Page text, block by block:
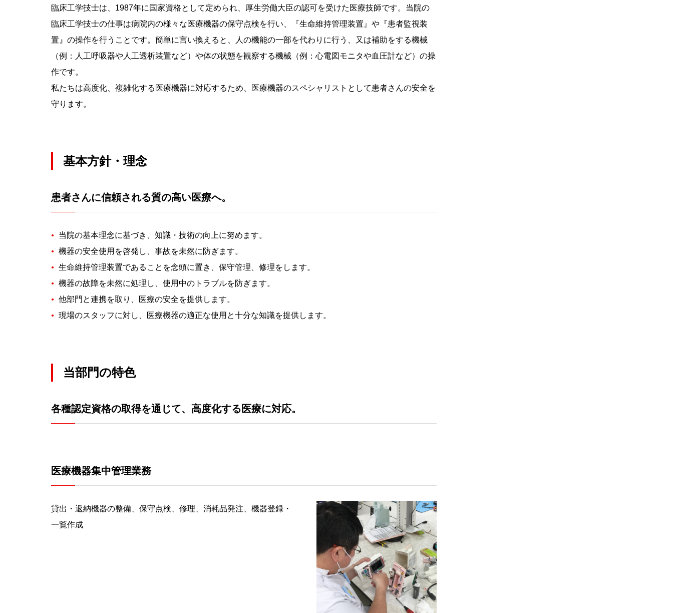
臨床工学技士は、1987年に国家資格として定められ、厚生労働大臣の認可を受けた医療技師です。当院の
臨床工学技士の仕事は病院内の様々な医療機器の保守点検を行い、『生命維持管理装置』や『患者監視装
置』の操作を行うことです。簡単に言い換えると、人の機能の一部を代わりに行う、又は補助をする機械
（例：人工呼吸器や人工透析装置など）や体の状態を観察する機械（例：心電図モニタや血圧計など）の操
作です。
私たちは高度化、複雑化する医療機器に対応するため、医療機器のスペシャリストとして患者さんの安全を
守ります。
基本方針・理念
患者さんに信頼される質の高い医療へ。
当院の基本理念に基づき、知識・技術の向上に努めます。
機器の安全使用を啓発し、事故を未然に防ぎます。
生命維持管理装置であることを念頭に置き、保守管理、修理をします。
機器の故障を未然に処理し、使用中のトラブルを防ぎます。
他部門と連携を取り、医療の安全を提供します。
現場のスタッフに対し、医療機器の適正な使用と十分な知識を提供します。
当部門の特色
各種認定資格の取得を通じて、高度化する医療に対応。
医療機器集中管理業務
貸出・返納機器の整備、保守点検、修理、消耗品発注、機器登録・
一覧作成